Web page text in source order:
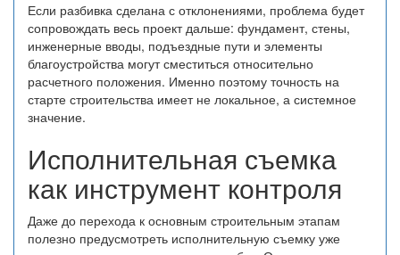
Если разбивка сделана с отклонениями, проблема будет
сопровождать весь проект дальше: фундамент, стены,
инженерные вводы, подъездные пути и элементы
благоустройства могут сместиться относительно
расчетного положения. Именно поэтому точность на
старте строительства имеет не локальное, а системное
значение.
Исполнительная съемка
как инструмент контроля
Даже до перехода к основным строительным этапам
полезно предусмотреть исполнительную съемку уже